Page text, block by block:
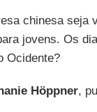
chinesa seja
jovens. Os
Ocidente?
Höppner,